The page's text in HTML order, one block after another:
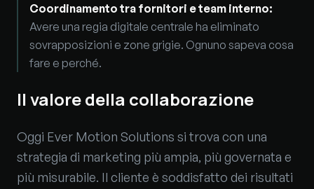
Coordinamento tra fornitori e team interno:
Avere una regia digitale centrale ha eliminato
sovrapposizioni e zone grigie. Ognuno sapeva cosa
fare e perché.
Il valore della collaborazione
Oggi Ever Motion Solutions si trova con una
strategia di marketing più ampia, più governata e
più misurabile. Il cliente è soddisfatto dei risultati